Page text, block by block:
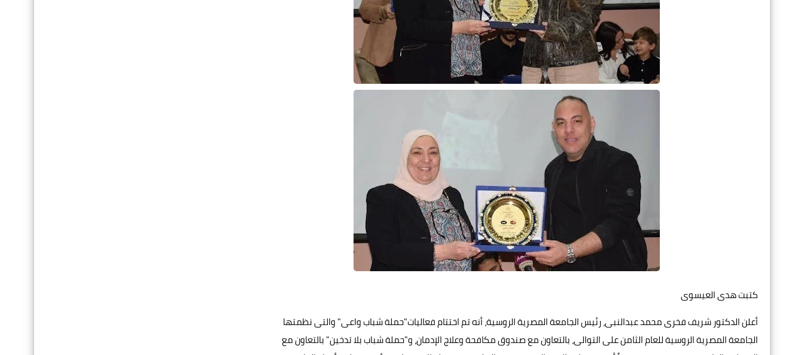
كتبت هدى العيسوى
أعلن الدكتور شريف فخرى محمد عبدالنبى، رئيس الجامعة المصرية الروسية، أنه تم اختتام فعاليات"حملة شباب واعى" والتى نظمتها
الجامعة المصرية الروسية للعام الثامن على التوالى، بالتعاون مع صندوق مكافحة وعلاج الإدمان، و"حملة شباب بلا تدخين" بالتعاون مع